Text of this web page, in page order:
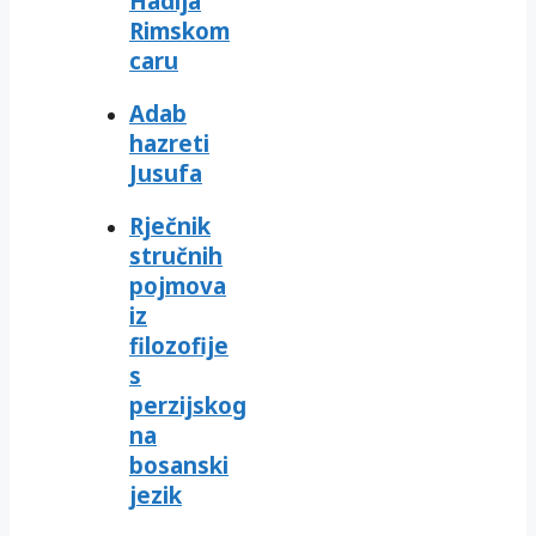
Rimskom
caru
Adab
hazreti
Jusufa
Rječnik
stručnih
pojmova
iz
filozofije
s
perzijskog
na
bosanski
jezik